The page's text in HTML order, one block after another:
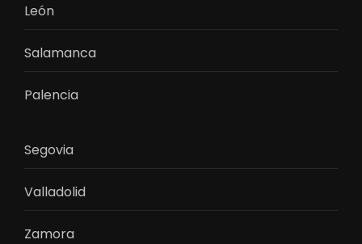
León
Salamanca
Palencia
Segovia
Valladolid
Zamora